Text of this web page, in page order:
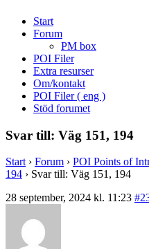
Start
Forum
PM box
POI Filer
Extra resurser
Om/kontakt
POI Filer ( eng )
Stöd forumet
Svar till: Väg 151, 194
Start › Forum › POI Points of
194 › Svar till: Väg 151, 194
28 september, 2024 kl. 11:23